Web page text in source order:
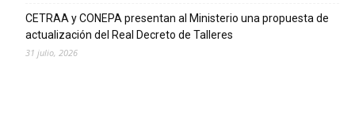
CETRAA y CONEPA presentan al Ministerio una propuesta de
actualización del Real Decreto de Talleres
31 julio, 2026